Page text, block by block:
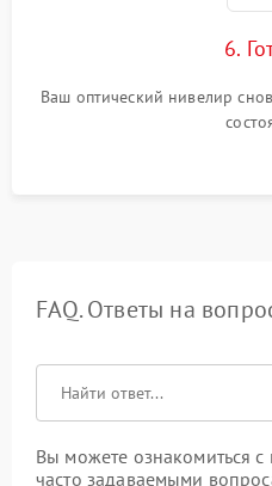
6.
Ваш оптический нивелир
FAQ. Ответы на
Вы можете ознакомиться
часто задаваемыми